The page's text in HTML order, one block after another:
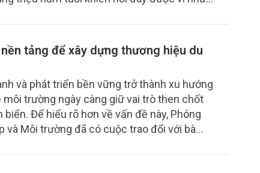
qua: giữa bốn bề biển nước, người dân đảo
nước ngọt. Có thời điểm, mỗi mét khối
giá lên đến 350.000 đồng.
tảng để xây dựng thương hiệu du
và phát triển bền vững trở thành xu hướng
môi trường ngày càng giữ vai trò then chốt
Để hiểu rõ hơn về vấn đề này, Phóng
và Môi trường đã có cuộc trao đổi với bà
xanh, văn minh và phát triển bền vững tại